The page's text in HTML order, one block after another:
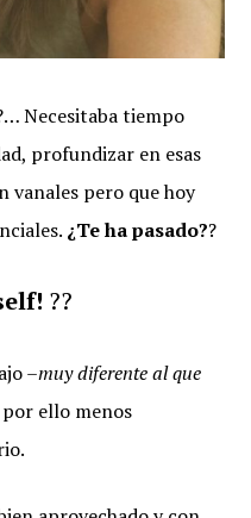
Necesitaba tiempo
profundizar en esas
vanales pero que hoy
¿Te ha pasado??
??
–muy diferente al que
ello menos